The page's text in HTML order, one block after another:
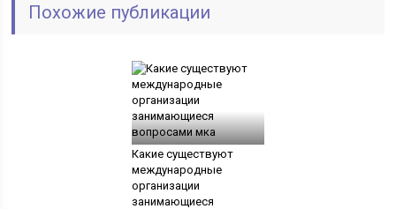
Похожие публикации
Какие существуют
международные
организации
занимающиеся